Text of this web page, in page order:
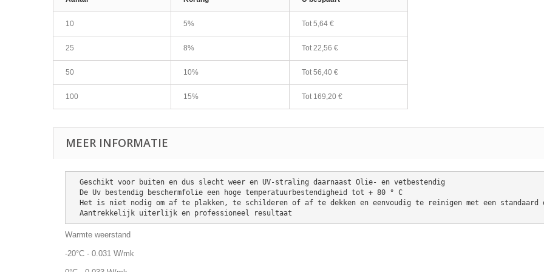
10 5% Tot5,64 €
25 8% Tot22,56 €
50 10% Tot56,40 €
100 15% Tot169,20 €
MEER INFORMATIE
  Geschikt voor buiten en dus slecht weer en UV-straling daarnaast Olie- en vetbestendig
  Aantrekkelijk uiterlijk en professioneel resultaat
Warmte weerstand
-20°C - 0.031 W/mk